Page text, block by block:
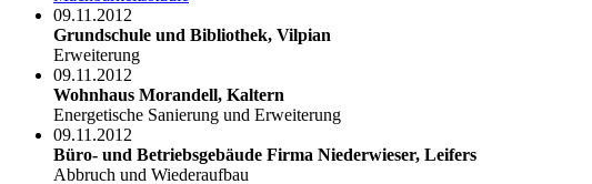
09.11.2012
Grundschule und Bibliothek, Vilpian
Erweiterung
09.11.2012
Wohnhaus Morandell, Kaltern
Energetische Sanierung und Erweiterung
09.11.2012
Büro- und Betriebsgebäude Firma Niederwieser, Leifers
Abbruch und Wiederaufbau